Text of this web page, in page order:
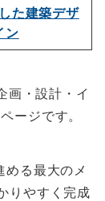
た建築デザ
ン
画・設計・イ
ージです。
る最大のメ
りやすく完成